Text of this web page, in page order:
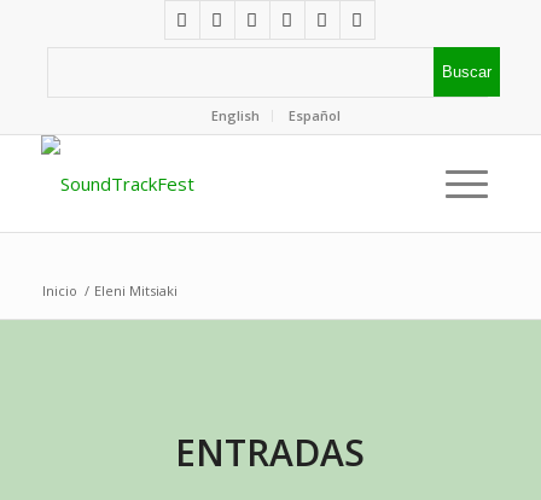
English Español
Inicio / Eleni Mitsiaki
ENTRADAS